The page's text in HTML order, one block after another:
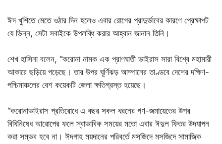
ঈদ খুশিতে মেতে ওঠার দিন হলেও এবার রোগের প্রাদুর্ভাবের কারণে প্রেক্ষাপট
যে ভিন্ন, সেটা সবাইকে উপলব্ধি করার আহ্বান জানান তিনি।
শেখ হাসিনা বলেন, “করোনা নামক এক প্রাণঘাতী ভাইরাস সারা বিশ্বে মহামারী
আকারে ছড়িয়ে পড়েছে। তার উপর ঘূর্ণিঝড় আম্পানের তাণ্ডবে দেশের দক্ষিণ-
পশ্চিমাঞ্চলের বেশ কয়েকটি জেলা ক্ষতিগ্রস্ত হয়েছে।
“করোনাভাইরাস প্রতিরোধে এ বছর সকল ধরনের গণ-জমায়েতের উপর
বিধিনিষেধ আরোপের ফলে স্বাভাবিক সময়ের মতো এবার ঈদুল ফিতর উদযাপন
করা সম্ভব হবে না। ঈদগাহ ময়দানের পরিবর্তে মসজিদে মসজিদে সামাজিক